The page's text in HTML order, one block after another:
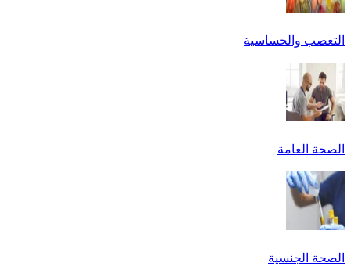
التعصب والحساسية
الصحة العامة
الصحة الجنسية